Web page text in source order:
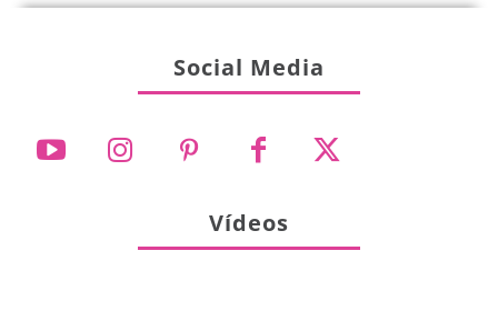
Social Media
Vídeos